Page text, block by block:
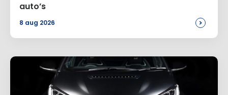
auto’s
8 aug 2026 >